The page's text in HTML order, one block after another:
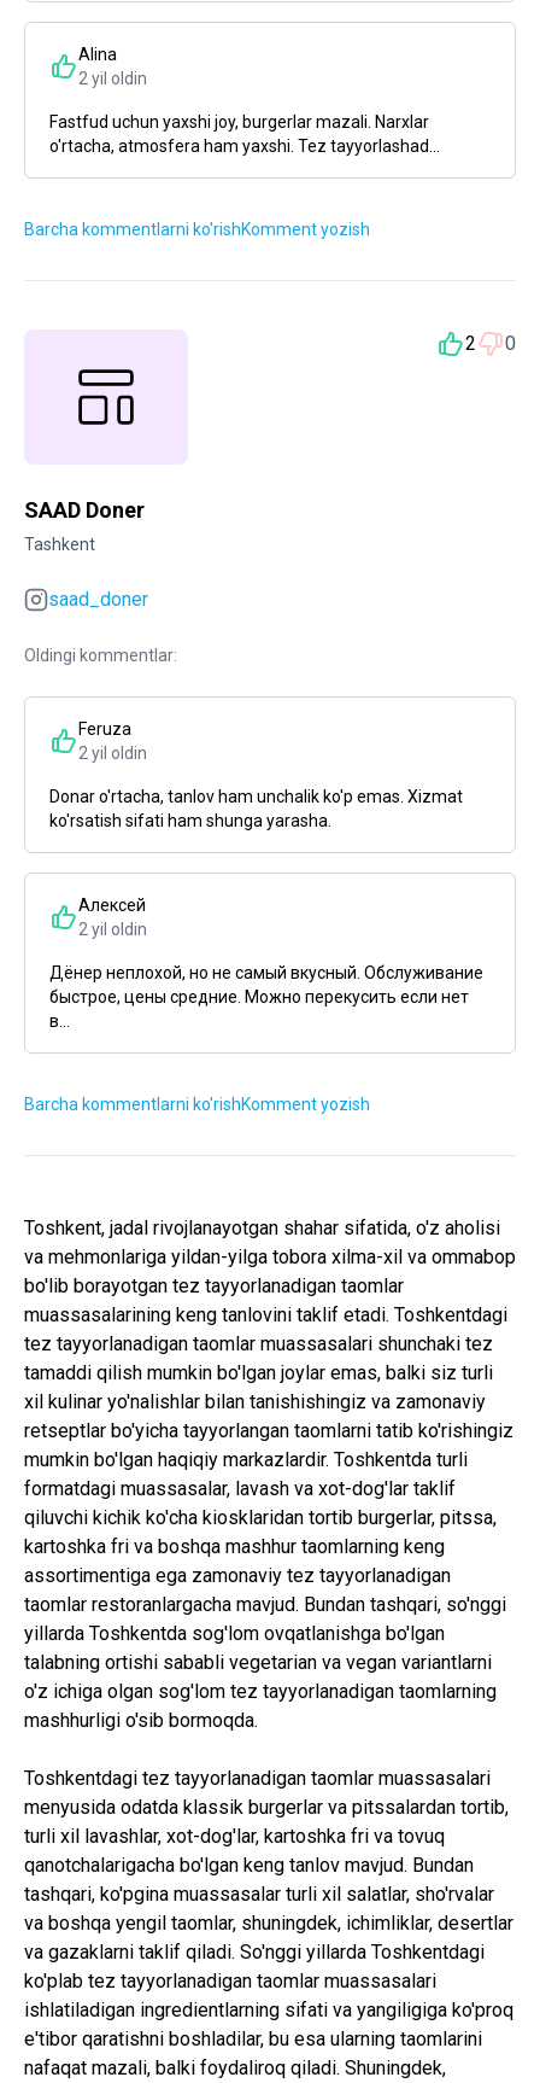
Alina
2 yil oldin
Fastfud uchun yaxshi joy, burgerlar mazali. Narxlar
o'rtacha, atmosfera ham yaxshi. Tez tayyorlashad...
Barcha kommentlarni ko'rishKomment yozish
2 0
SAAD Doner
Tashkent
saad_doner
Oldingi kommentlar:
Feruza
2 yil oldin
Donar o'rtacha, tanlov ham unchalik ko'p emas. Xizmat
ko'rsatish sifati ham shunga yarasha.
Алексей
2 yil oldin
Дёнер неплохой, но не самый вкусный. Обслуживание
быстрое, цены средние. Можно перекусить если нет
в...
Barcha kommentlarni ko'rishKomment yozish
Toshkent, jadal rivojlanayotgan shahar sifatida, o'z aholisi
va mehmonlariga yildan-yilga tobora xilma-xil va ommabop
bo'lib borayotgan tez tayyorlanadigan taomlar
muassasalarining keng tanlovini taklif etadi. Toshkentdagi
tez tayyorlanadigan taomlar muassasalari shunchaki tez
tamaddi qilish mumkin bo'lgan joylar emas, balki siz turli
xil kulinar yo'nalishlar bilan tanishishingiz va zamonaviy
retseptlar bo'yicha tayyorlangan taomlarni tatib ko'rishingiz
mumkin bo'lgan haqiqiy markazlardir. Toshkentda turli
formatdagi muassasalar, lavash va xot-dog'lar taklif
qiluvchi kichik ko'cha kiosklaridan tortib burgerlar, pitssa,
kartoshka fri va boshqa mashhur taomlarning keng
assortimentiga ega zamonaviy tez tayyorlanadigan
taomlar restoranlargacha mavjud. Bundan tashqari, so'nggi
yillarda Toshkentda sog'lom ovqatlanishga bo'lgan
talabning ortishi sababli vegetarian va vegan variantlarni
o'z ichiga olgan sog'lom tez tayyorlanadigan taomlarning
mashhurligi o'sib bormoqda.
Toshkentdagi tez tayyorlanadigan taomlar muassasalari
menyusida odatda klassik burgerlar va pitssalardan tortib,
turli xil lavashlar, xot-dog'lar, kartoshka fri va tovuq
qanotchalarigacha bo'lgan keng tanlov mavjud. Bundan
tashqari, ko'pgina muassasalar turli xil salatlar, sho'rvalar
va boshqa yengil taomlar, shuningdek, ichimliklar, desertlar
va gazaklarni taklif qiladi. So'nggi yillarda Toshkentdagi
ko'plab tez tayyorlanadigan taomlar muassasalari
ishlatiladigan ingredientlarning sifati va yangiligiga ko'proq
e'tibor qaratishni boshladilar, bu esa ularning taomlarini
nafaqat mazali, balki foydaliroq qiladi. Shuningdek,